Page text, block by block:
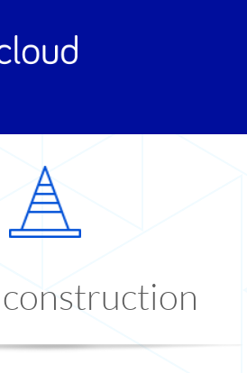
construction